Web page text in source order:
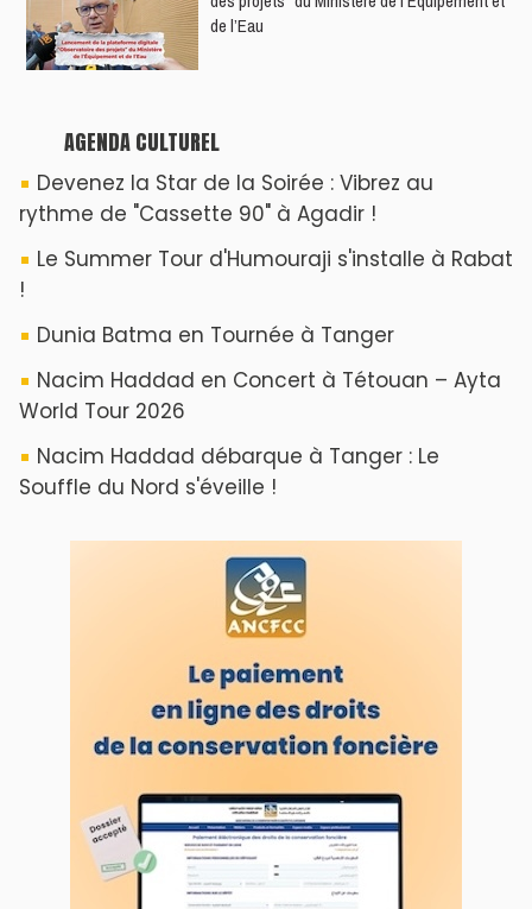
de l’Eau
AGENDA CULTUREL
Devenez la Star de la Soirée : Vibrez au
rythme de "Cassette 90" à Agadir !
Le Summer Tour d'Humouraji s'installe à Rabat
!
Dunia Batma en Tournée à Tanger
Nacim Haddad en Concert à Tétouan – Ayta
World Tour 2026
Nacim Haddad débarque à Tanger : Le
Souffle du Nord s'éveille !